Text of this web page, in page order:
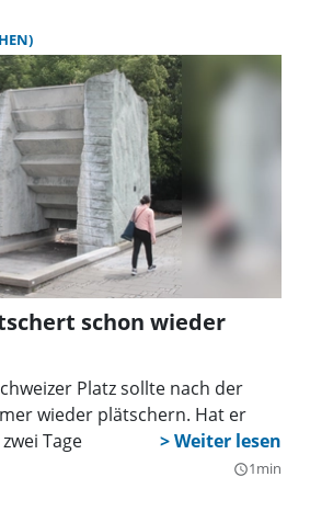
schon wieder
Platz sollte nach der
wieder plätschern. Hat er
Tage
query_builder1min